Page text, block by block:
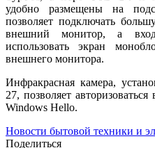
удобно размещены на
позволяет подключать
внешний монитор, а
использовать экран
внешнего монитора.
Инфракрасная камера,
27, позволяет
Windows Hello.
Новости бытовой техники и
Поделиться